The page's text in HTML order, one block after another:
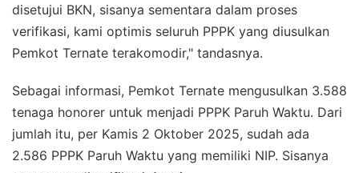
disetujui BKN, sisanya sementara dalam proses
verifikasi, kami optimis seluruh PPPK yang diusulkan
Pemkot Ternate terakomodir," tandasnya.
Sebagai informasi, Pemkot Ternate mengusulkan 3.588
tenaga honorer untuk menjadi PPPK Paruh Waktu. Dari
jumlah itu, per Kamis 2 Oktober 2025, sudah ada
2.586 PPPK Paruh Waktu yang memiliki NIP. Sisanya